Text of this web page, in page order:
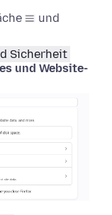
und
Sicherheit
und Website-